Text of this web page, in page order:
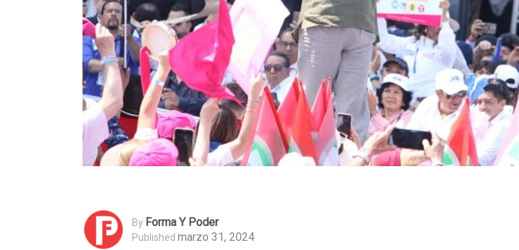
By Forma Y Poder
Published marzo 31, 2024